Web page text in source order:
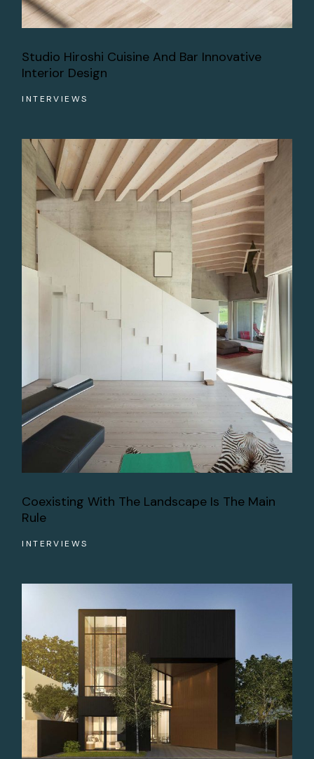
Studio Hiroshi Cuisine And Bar Innovative
Interior Design
INTERVIEWS
Coexisting With The Landscape Is The Main
Rule
INTERVIEWS